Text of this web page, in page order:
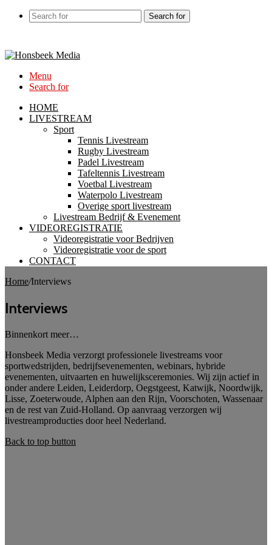
Search for
Menu
Search for
HOME
LIVESTREAM
Sport
Tennis Livestream
Rugby Livestream
Padel Livestream
Tafeltennis Livestream
Voetbal Livestream
Waterpolo Livestream
Overige sport livestream
Livestream Bedrijf & Evenement
VIDEOREGISTRATIE
Videoregistratie voor Bedrijven
Videoregistratie voor de sport
CONTACT
Home/Interviews
Interviews
Binnenkort meer…
Honsbeek Media verzorgt professionele livestreams voor
sportwedstrijden, bedrijfsevenementen, webinars, hybride
evenementen, uitvaarten en huwelijksceremonies. Wij zijn actief in
onder andere Leiden, Leiderdorp, Oegstgeest, Katwijk, Noordwijk,
Lisse, Zoeterwoude, Alphen aan den Rijn, Voorschoten, Wassenaar
en de rest van Zuid-Holland. Op aanvraag verzorgen wij
livestreamproducties door heel Nederland.
Back to top button